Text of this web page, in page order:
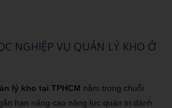
NGHIỆP VỤ QUẢN LÝ KHO Ở
lý kho tại TPHCM nằm trong chuỗi
hạn nâng cao năng lực quản trị dành